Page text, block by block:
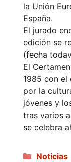
la Unión
España.
El jurado
edición se
(fecha
El
1985 con
por la
jóvenes y
tras varios
se celebra
Noticias